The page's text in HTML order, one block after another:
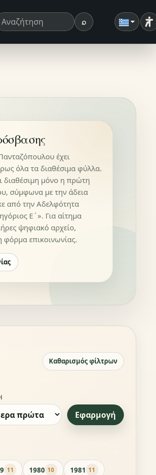
αναζήτησης ⌕Αναζήτηση
έχει
όλα τα διαθέσιμα φύλλα.
διαθέσιμη μόνο η πρώτη
σύμφωνα με την άδεια
από την Αδελφότητα
Ε΄». Για αίτημα
ψηφιακό αρχείο,
φόρμα επικοινωνίας.
Καθαρισμός φίλτρων
Εφαρμογή
11 1980 10 1981 11